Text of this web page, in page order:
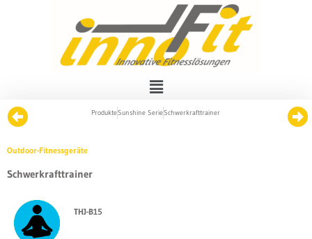
ProdukteSunshine SerieSchwerkrafttrainer
Outdoor-Fitnessgeräte
Schwerkrafttrainer
THJ-B15